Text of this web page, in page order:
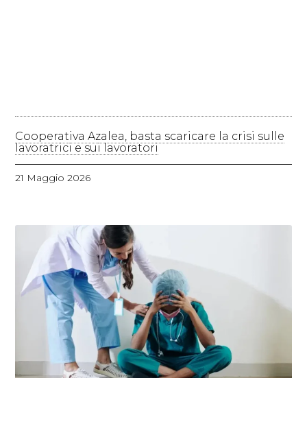
Cooperativa Azalea, basta scaricare la crisi sulle
lavoratrici e sui lavoratori
21 Maggio 2026